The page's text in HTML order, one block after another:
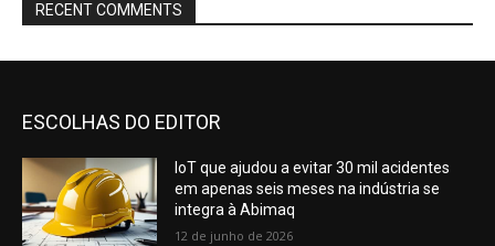
RECENT COMMENTS
ESCOLHAS DO EDITOR
IoT que ajudou a evitar 30 mil acidentes
em apenas seis meses na indústria se
integra à Abimaq
12 de junho de 2026